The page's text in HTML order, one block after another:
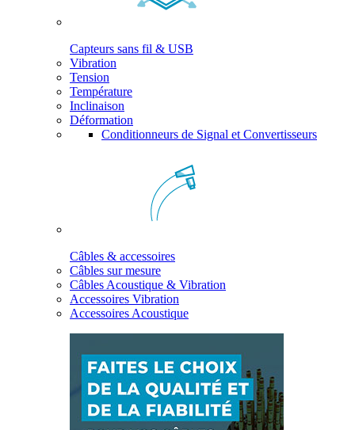
Capteurs sans fil & USB
Vibration
Tension
Température
Inclinaison
Déformation
Conditionneurs de Signal et Convertisseurs
Câbles & accessoires
Câbles sur mesure
Câbles Acoustique & Vibration
Accessoires Vibration
Accessoires Acoustique